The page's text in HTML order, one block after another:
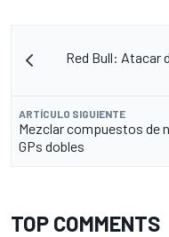
Red Bull: Atacar
ARTÍCULO SIGUIENTE
Mezclar compuestos de
GPs dobles
TOP COMMENTS